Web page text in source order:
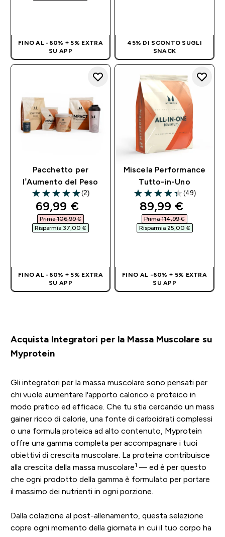
FINO AL -60% + 5% EXTRA
SU APP
45% DI SCONTO SUGLI
SNACK
Pacchetto per
l’Aumento del Peso
5 out of 5 stars
(2)
discounted price
69,99 €‎
Prima 106,99 €‎
Risparmia 37,00 €‎
FINO AL -60% + 5% EXTRA
SU APP
Miscela Performance
Tutto-in-Uno
4.29 out of 5 stars
(49)
discounted
89,99 €‎
Prima 114,99 €‎
Risparmia 25,00 €‎
FINO AL -60% + 5% EXTRA
SU APP
Acquista Integratori per la Massa Muscolare su
Myprotein
Gli integratori per la massa muscolare sono pensati per
chi vuole aumentare l'apporto calorico e proteico in
modo pratico ed efficace. Che tu stia cercando un mass
gainer ricco di calorie, una fonte di carboidrati complessi
o una formula proteica ad alto contenuto, Myprotein
offre una gamma completa per accompagnare i tuoi
obiettivi di crescita muscolare. La proteina contribuisce
alla crescita della massa muscolare1 — ed è per questo
che ogni prodotto della gamma è formulato per portare
il massimo dei nutrienti in ogni porzione.
Dalla colazione al post-allenamento, questa selezione
copre ogni momento della giornata in cui il tuo corpo ha